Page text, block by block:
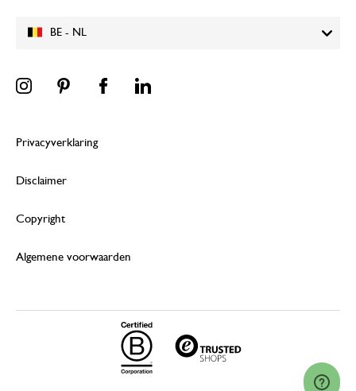
BE - NL
Privacyverklaring
Disclaimer
Copyright
Algemene voorwaarden